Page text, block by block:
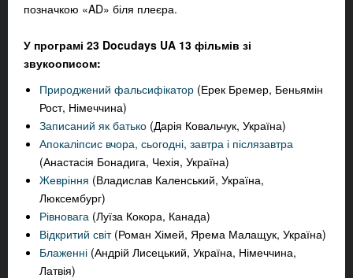
позначкою «AD» біля плеєра.
У програмі 23 Docudays UA 13 фільмів зі
звукоописом:
Природжений фальсифікатор (Ерек Бремер, Беньямін
Рост, Німеччина)
Записаний як батько (Дарія Ковальчук, Україна)
Апокаліпсис вчора, сьогодні, завтра і післязавтра
(Анастасія Бонадига, Чехія, Україна)
Жевріння (Владислав Каленський, Україна,
Люксембург)
Рівновага (Луїза Кокора, Канада)
Відкритий світ(Роман Хімей, Ярема Малащук, Україна)
Блаженні (Андрій Лисецький, Україна, Німеччина,
Латвія)